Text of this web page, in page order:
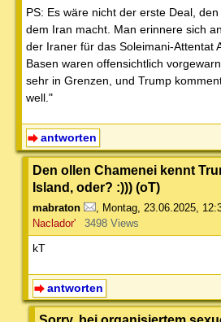
PS: Es wäre nicht der erste Deal,
dem Iran macht. Man erinnere sich
der Iraner für das Soleimani-Attentat
Basen waren offensichtlich
sehr in Grenzen, und Trump
well."
antworten
Den ollen Chamenei kennt
Island, oder? :))) (oT)
mabraton Montag, 23.06.2025,
Naclador'
3498 Views
kT
antworten